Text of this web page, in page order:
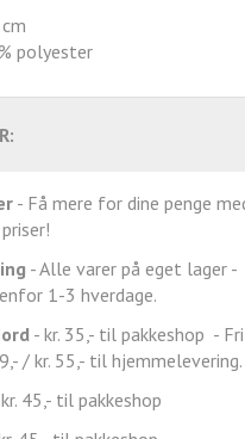
polyester
- Få mere for dine penge
- Alle varer på eget lager -
1-3 hverdage.
- kr. 35,- til pakkeshop -
/ kr. 55,- til hjemmelevering.
45,- til pakkeshop